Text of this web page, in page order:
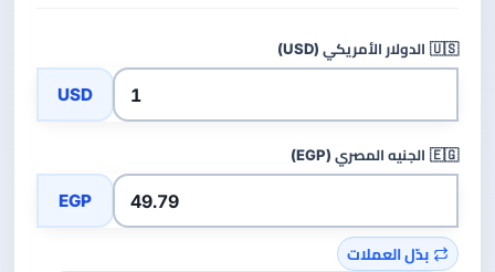
🇺🇸 الدولار الأمريكي (USD)
USD
🇪🇬 الجنيه المصري (EGP)
EGP
بدّل العملات